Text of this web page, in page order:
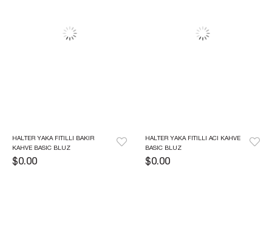
HALTER YAKA FITILLI BAKIR
KAHVE BASIC BLUZ
$0.00
HALTER YAKA FITILLI ACI KAHVE
BASIC BLUZ
$0.00